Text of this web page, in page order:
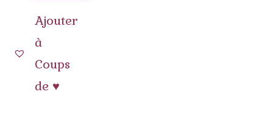
Ajouter
à
Coups
de ♥